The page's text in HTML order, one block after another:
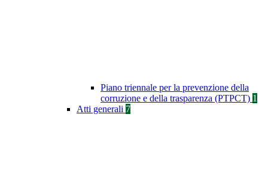
Piano triennale per la prevenzione della
corruzione e della trasparenza (PTPCT) 1
Atti generali 7